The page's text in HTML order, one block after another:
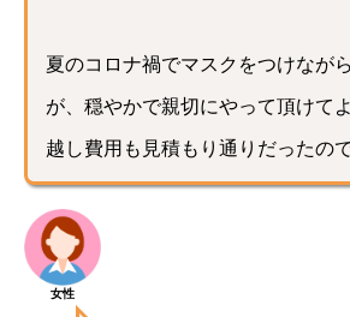
夏のコロナ禍でマスクをつけなが
が、穏やかで親切にやって頂けて
越し費用も見積もり通りだったの
女性